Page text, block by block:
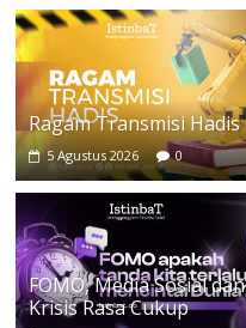
Ragam Transmisi Hadis
5 Agustus 2026 0
FOMO, Media Sosial dan
Krisis Rasa Cukup